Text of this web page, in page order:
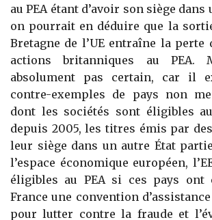
au PEA étant d’avoir son siège dans
on pourrait en déduire que la
Bretagne de l’UE entraîne la perte
actions britanniques au PEA.
absolument pas certain, car il
contre-exemples de pays non
dont les sociétés sont éligibles
depuis 2005, les titres émis par
leur siège dans un autre État
l’espace économique européen,
éligibles au PEA si ces pays ont
France une convention
pour lutter contre la fraude et